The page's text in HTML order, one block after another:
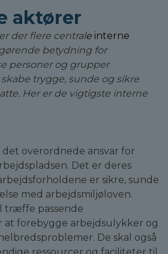
aktører
der flere centrale interne
betydning for
personer og grupper
trygge, sunde og sikre
Her er de vigtigste interne
overordnede ansvar for
Det er deres
er sikre, sunde
med arbejdsmiljøloven.
træffe passende
at forebygge arbejdsulykker og
De skal også
ressourcer og faciliteter til